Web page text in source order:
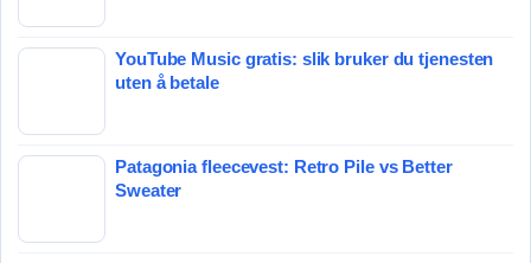
YouTube Music gratis: slik bruker du tjenesten
uten å betale
Patagonia fleecevest: Retro Pile vs Better
Sweater